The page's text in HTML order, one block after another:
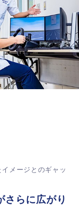
メージとのギャッ
さらに広がり